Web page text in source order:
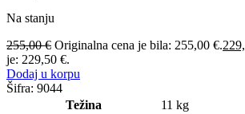
Na stanju
255,00€ Originalna cena je bila: 255,00 €.
je: 229,50 €.
Dodaj u korpu
Šifra: 9044
Težina
11 kg